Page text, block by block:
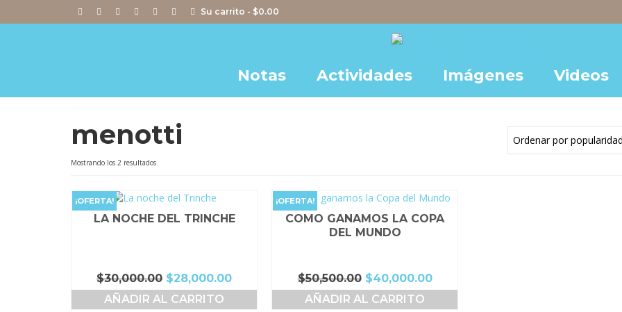
Su carrito - $0.00
Notas Actividades Imágenes Videos
menotti
Mostrando los 2 resultadosOrdenado
¡OFERTA!
LA NOCHE DEL TRINCHE
$30,000.00 El
precio
original
$28,000.00El
precio
AÑADIR AL CARRITO
¡OFERTA!
COMO GANAMOS LA COPA
DEL MUNDO
$50,500.00 El
precio
original
$40,000.00El
precio
AÑADIR AL CARRITO